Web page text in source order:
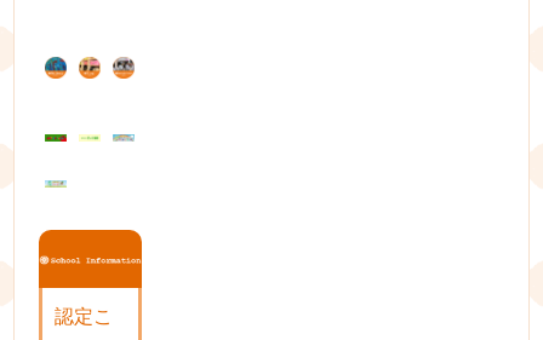
ゲ
ー
ョ
認定こ